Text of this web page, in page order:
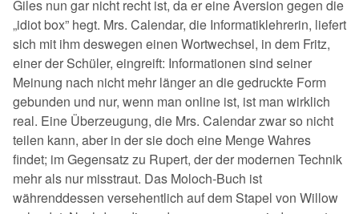
Giles nun gar nicht recht ist, da er eine Aversion gegen die
„idiot box” hegt. Mrs. Calendar, die Informatiklehrerin, liefert
sich mit ihm deswegen einen Wortwechsel, in dem Fritz,
einer der Schüler, eingreift: Informationen sind seiner
Meinung nach nicht mehr länger an die gedruckte Form
gebunden und nur, wenn man online ist, ist man wirklich
real. Eine Überzeugung, die Mrs. Calendar zwar so nicht
teilen kann, aber in der sie doch eine Menge Wahres
findet; im Gegensatz zu Rupert, der der modernen Technik
mehr als nur misstraut. Das Moloch-Buch ist
währenddessen versehentlich auf dem Stapel von Willow